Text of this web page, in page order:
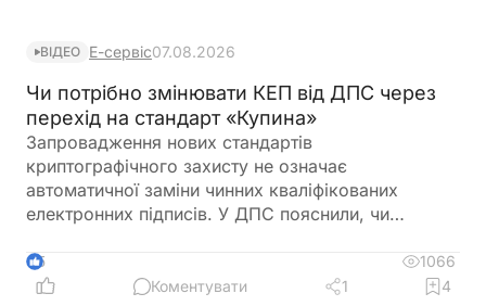
ВІДЕО Е-сервіс07.08.2026
Чи потрібно змінювати КЕП від ДПС через
перехід на стандарт «Купина»
Запровадження нових стандартів
криптографічного захисту не означає
автоматичної заміни чинних кваліфікованих
електронних підписів. У ДПС пояснили, чи
ДПС, після переходу на новий стандарт «Купина»
та чи потрібно користувачам отримувати нові
5
1066
Коментувати
1 4